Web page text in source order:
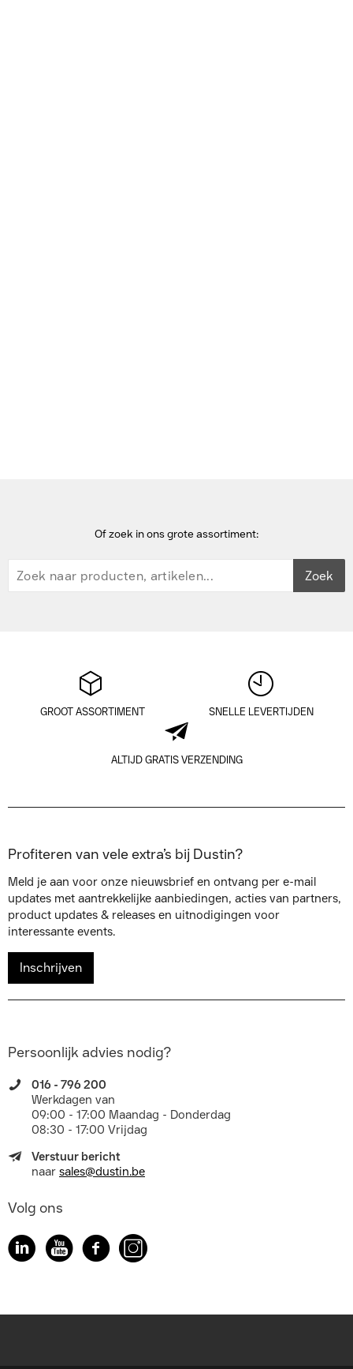
Of zoek in ons grote assortiment:
Zoek
GROOT ASSORTIMENT SNELLE LEVERTIJDEN
ALTIJD GRATIS VERZENDING
Profiteren van vele extra’s bij Dustin?
Meld je aan voor onze nieuwsbrief en ontvang per e-mail
updates met aantrekkelijke aanbiedingen, acties van partners,
product updates & releases en uitnodigingen voor
interessante events.
Inschrijven
Persoonlijk advies nodig?
016 - 796 200
Werkdagen van
09:00 - 17:00 Maandag - Donderdag
08:30 - 17:00 Vrijdag
Verstuur bericht
naar sales@dustin.be
Volg ons